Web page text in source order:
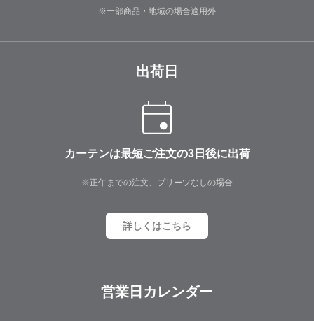
※一部商品・地域の場合適用外
出荷日
カーテンは最短ご注文の3日後に出荷
※正午までの注文、プリーツなしの場合
詳しくはこちら
営業日カレンダー